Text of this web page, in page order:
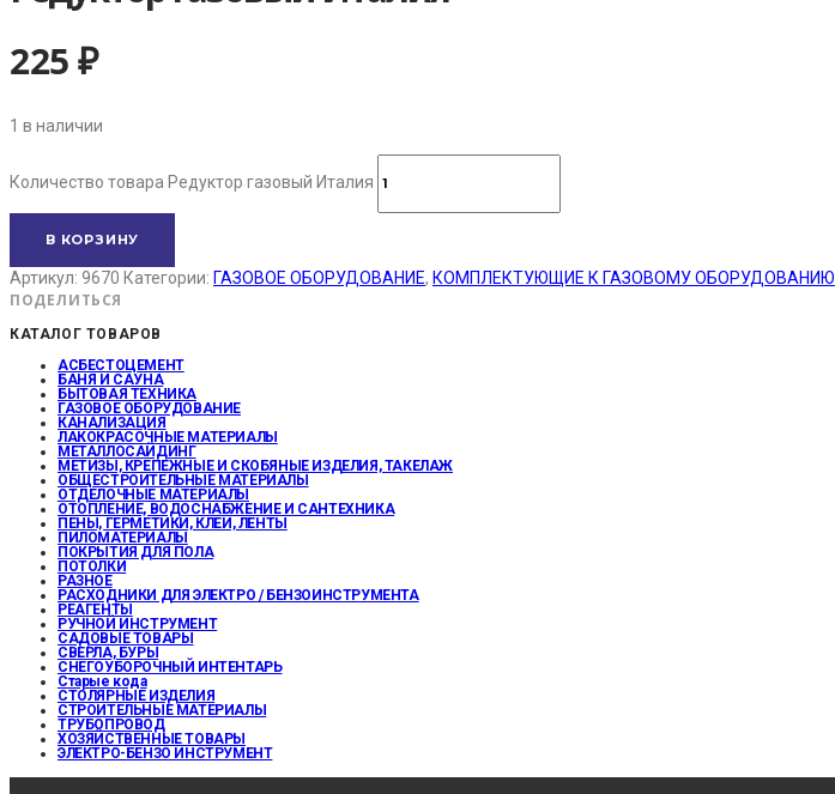
225₽
1 в наличии
Количество товара Редуктор газовый Италия
В КОРЗИНУ
Артикул: 9670 Категории: ГАЗОВОЕ ОБОРУДОВАНИЕ, КОМПЛЕКТУЮЩИЕ К ГАЗОВОМУ ОБОРУДОВАНИЮ
ПОДЕЛИТЬСЯ
КАТАЛОГ ТОВАРОВ
АСБЕСТОЦЕМЕНТ
БАНЯ И САУНА
БЫТОВАЯ ТЕХНИКА
ГАЗОВОЕ ОБОРУДОВАНИЕ
КАНАЛИЗАЦИЯ
ЛАКОКРАСОЧНЫЕ МАТЕРИАЛЫ
МЕТАЛЛОСАЙДИНГ
МЕТИЗЫ, КРЕПЕЖНЫЕ И СКОБЯНЫЕ ИЗДЕЛИЯ, ТАКЕЛАЖ
ОБЩЕСТРОИТЕЛЬНЫЕ МАТЕРИАЛЫ
ОТДЕЛОЧНЫЕ МАТЕРИАЛЫ
ОТОПЛЕНИЕ, ВОДОСНАБЖЕНИЕ И САНТЕХНИКА
ПЕНЫ, ГЕРМЕТИКИ, КЛЕИ, ЛЕНТЫ
ПИЛОМАТЕРИАЛЫ
ПОКРЫТИЯ ДЛЯ ПОЛА
ПОТОЛКИ
РАЗНОЕ
РАСХОДНИКИ ДЛЯ ЭЛЕКТРО / БЕНЗОИНСТРУМЕНТА
РЕАГЕНТЫ
РУЧНОЙ ИНСТРУМЕНТ
САДОВЫЕ ТОВАРЫ
СВЕРЛА, БУРЫ
СНЕГОУБОРОЧНЫЙ ИНТЕНТАРЬ
Старые кода
СТОЛЯРНЫЕ ИЗДЕЛИЯ
СТРОИТЕЛЬНЫЕ МАТЕРИАЛЫ
ТРУБОПРОВОД
ХОЗЯЙСТВЕННЫЕ ТОВАРЫ
ЭЛЕКТРО-БЕНЗО ИНСТРУМЕНТ